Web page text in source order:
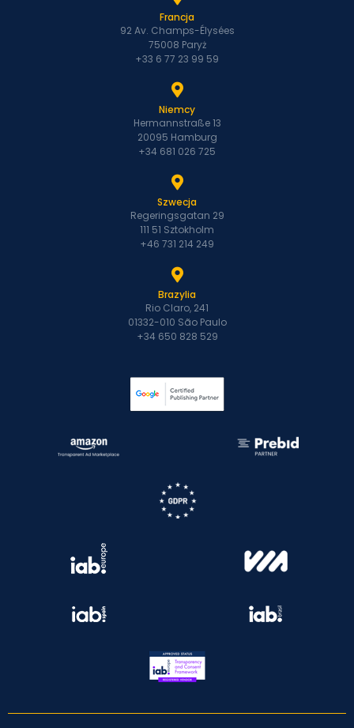
Francja
92 Av. Champs-Élysées
75008 Paryż
+33 6 77 23 99 59
Niemcy
Hermannstraße 13
20095 Hamburg
+34 681 026 725
Szwecja
Regeringsgatan 29
111 51 Sztokholm
+46 731 214 249
Brazylia
Rio Claro, 241
01332-010 São Paulo
+34 650 828 529